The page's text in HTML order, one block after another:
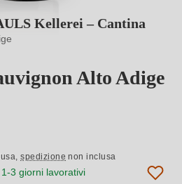
Kellerei – Cantina
Alto Adige
spedizione non inclusa
3 giorni lavorativi